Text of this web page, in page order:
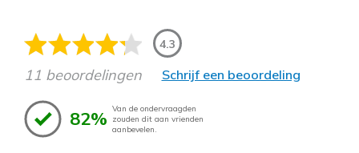
4.3
11 beoordelingen Schrijf een beoordeling
82% Van de ondervraagden
zouden dit aan vrienden
aanbevelen.